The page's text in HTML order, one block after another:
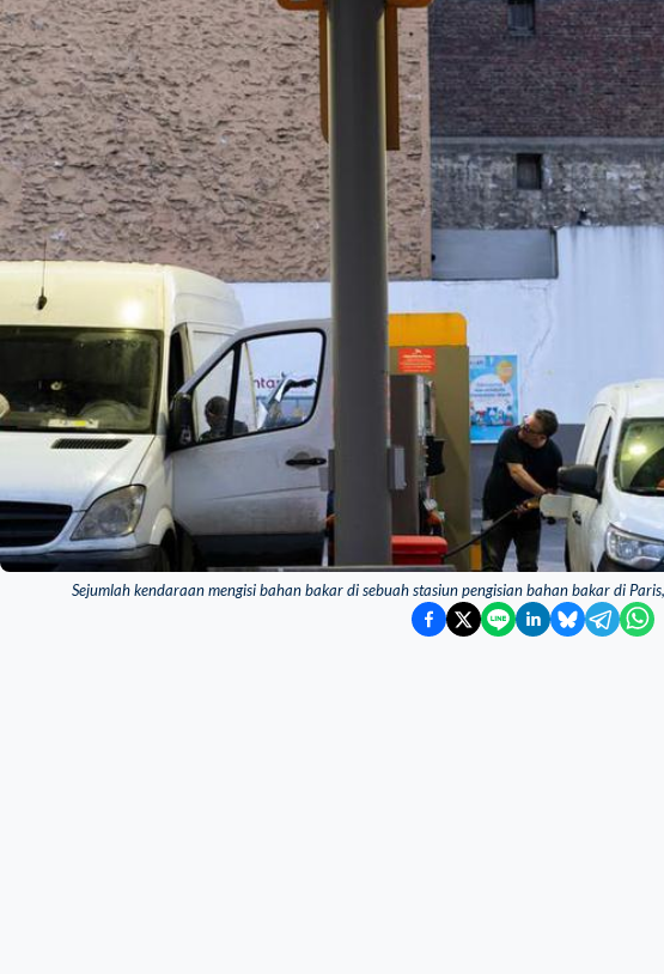
Sejumlah kendaraan mengisi bahan bakar di sebuah stasiun pengisian bahan bakar di